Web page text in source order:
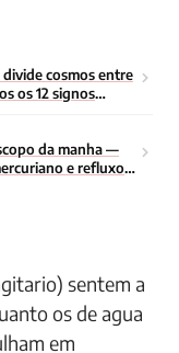
cosmos entre
os 12 signos
da manha —
e refluxo
sentem a
os de agua
em